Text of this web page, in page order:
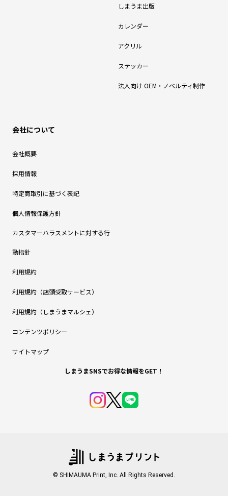
しまうま出版
カレンダー
アクリル
ステッカー
法人向け OEM・ノベルティ制作
会社について
会社概要
採用情報
特定商取引に基づく表記
個人情報保護方針
カスタマーハラスメントに対する行
動指針
利用規約
利用規約（店頭受取サービス）
利用規約（しまうまマルシェ）
コンテンツポリシー
サイトマップ
しまうまSNSでお得な情報をGET！
© SHIMAUMA Print, Inc. All Rights Reserved.